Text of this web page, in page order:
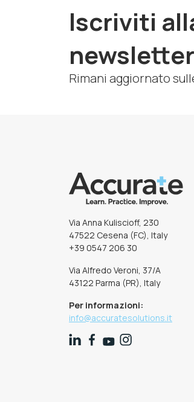
Iscriviti
newsletter
Rimani aggiornato
Via Anna Kuliscioff, 230
47522 Cesena (FC), Italy
+39 0547 206 30
Via Alfredo Veroni, 37/A
43122 Parma (PR), Italy
Per informazioni:
info@accuratesolutions.it